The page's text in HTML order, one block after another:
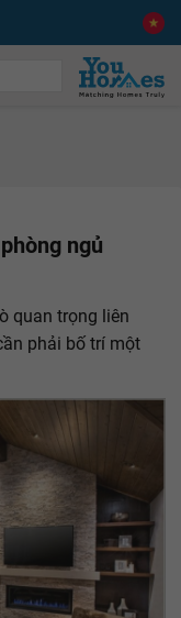
ngủ
quan trọng liên
phải bố trí một